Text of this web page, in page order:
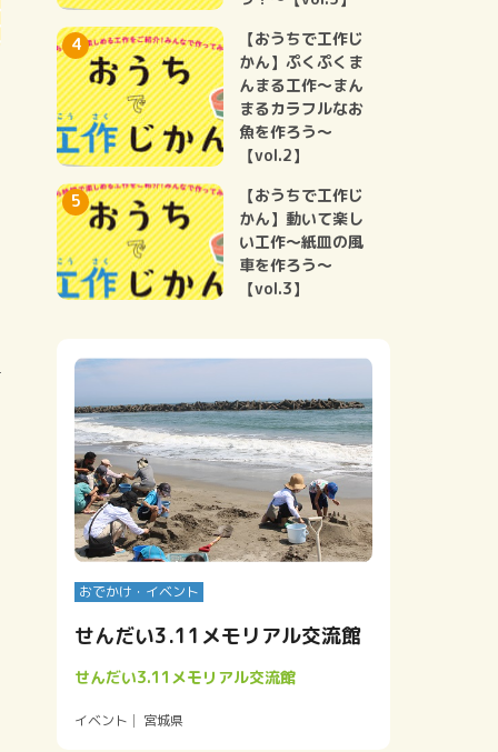
【おうちで工作じ
かん】ぷくぷくま
んまる工作～まん
まるカラフルなお
魚を作ろう～
【vol.2】
【おうちで工作じ
かん】動いて楽し
い工作～紙皿の風
車を作ろう～
【vol.3】
おでかけ・イベント
せんだい3.11メモリアル交流館
せんだい3.11メモリアル交流館
イベント 宮城県